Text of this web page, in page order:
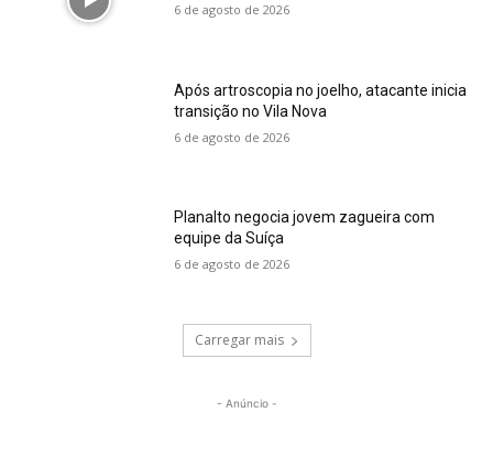
6 de agosto de 2026
Após artroscopia no joelho, atacante inicia
transição no Vila Nova
6 de agosto de 2026
Planalto negocia jovem zagueira com
equipe da Suíça
6 de agosto de 2026
Carregar mais
- Anúncio -